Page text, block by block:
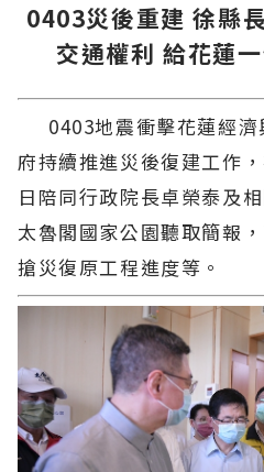
0403災後重建 徐縣
交通權利 給花蓮
0403地震衝擊花蓮經濟
府持續推進災後復建工作
日陪同行政院長卓榮泰及
太魯閣國家公園聽取簡報
搶災復原工程進度等。